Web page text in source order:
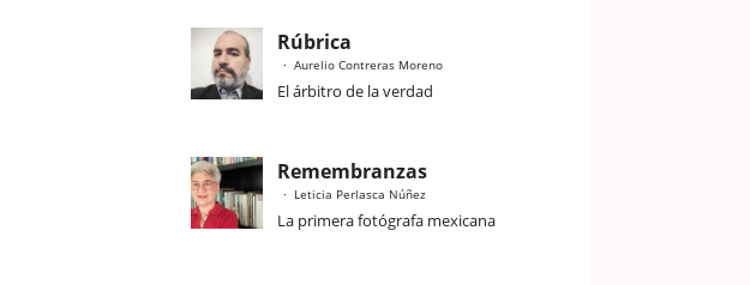
Rúbrica
Aurelio Contreras Moreno
El árbitro de la verdad
Remembranzas
Leticia Perlasca Núñez
La primera fotógrafa mexicana